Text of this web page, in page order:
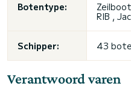
Botentype:
RIB ,
Schipper: 43
Verantwoord varen